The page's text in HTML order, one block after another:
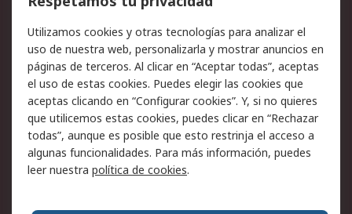
Facturación y pago
Ofertas
Soporte técnico
Legal
Aviso legal
Política de privacidad -
Actualizada
Política sobre cookies
Seguridad de emails
Certificaciones de
Condiciones de venta
Utilizamos cookies y otras tecnologías para analizar el
uso de nuestra web, personalizarla y mostrar anuncios en
páginas de terceros. Al clicar en “Aceptar todas”, aceptas
el uso de estas cookies. Puedes elegir las cookies que
aceptas clicando en “Configurar cookies”. Y, si no quieres
que utilicemos estas cookies, puedes clicar en “Rechazar
todas”, aunque es posible que esto restrinja el acceso a
algunas funcionalidades. Para más información, puedes
leer nuestra política de cookies.